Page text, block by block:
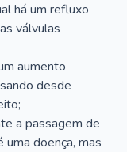
há um refluxo
válvulas
aumento
desde
a passagem de
doença, mas